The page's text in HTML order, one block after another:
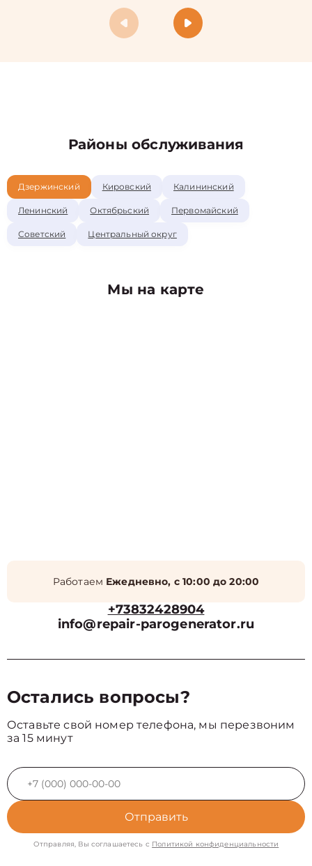
Районы обслуживания
Дзержинский Кировский Калининский
Ленинский Октябрьский Первомайский
Советский Центральный округ
Мы на карте
Работаем Ежедневно, с 10:00 до 20:00
+73832428904
info@repair-parogenerator.ru
Остались вопросы?
Оставьте свой номер телефона, мы перезвоним
за 15 минут
Отправить
Отправляя, Вы соглашаетесь с Политикой конфиденциальности